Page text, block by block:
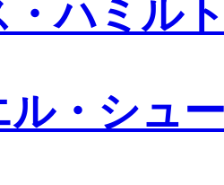
・ハミル
ル・シュ